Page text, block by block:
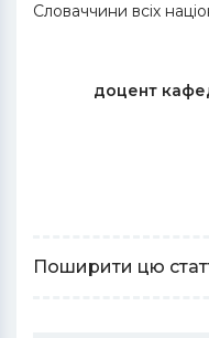
Словаччини всіх
доцент
Поширити цю